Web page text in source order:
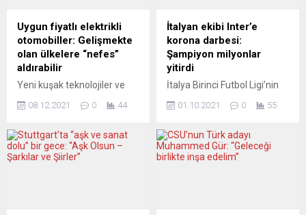
Esslingen Konservatuarı’nda
öğrenim gören Mert
Eylem’in yeni single’ının
kapak fotoğrafı ve
yüksek borca sahip...
Uygun fiyatlı elektrikli
otomobiller: Gelişmekte
olan ülkelere “nefes”
aldırabilir
Yeni kuşak teknolojiler ve
gerektiren elektrikli
dikkati çekerken, uzmanlar
gelişmekte olan ülkelerde
08.12.2021 0 44
İtalyan ekibi Inter’e
korona darbesi:
Şampiyon milyonlar
yitirdi
İtalya Birinci Futbol Ligi’nin
Inter, 2020-2021 mali yılını
tamamladı. Mavi-siyahlı
takımdan yapılan yazılı
01.10.2021 0 55